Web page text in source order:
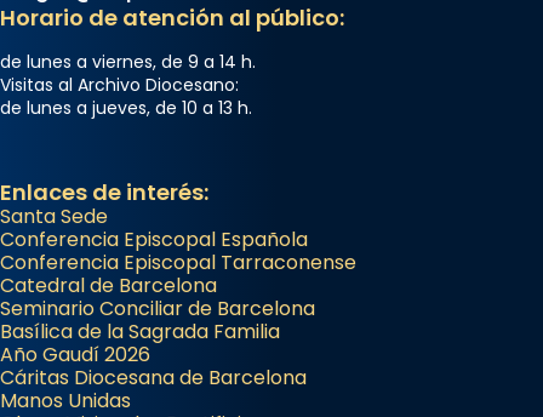
Segons el llibre dels Fets (12,2) fou el primer
apòstol màrtir, decapitat a Jerusalem per
Herodes Agripa (vers l'any 44).
Patró de Galícia, després de les invasions
Regnes castellans i més tard de tota
Espanya.
El seu sepulcre a Compostela fou un g
...Ver más
Foto
View on Facebook Share
Horario de atención al público:
de lunes a viernes, de 9 a 14 h.
Visitas al Archivo Diocesano:
de lunes a jueves, de 10 a 13 h.
Enlaces de interés:
Santa Sede
Conferencia Episcopal Española
Conferencia Episcopal Tarraconense
Catedral de Barcelona
Seminario Conciliar de Barcelona
Basílica de la Sagrada Familia
Año Gaudí 2026
Cáritas Diocesana de Barcelona
Manos Unidas